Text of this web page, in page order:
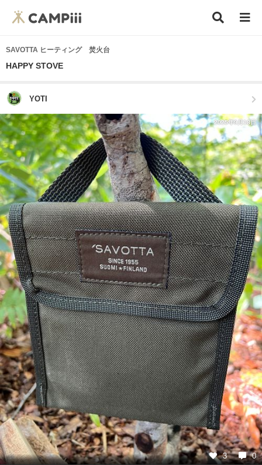
SAVOTTA ヒーティング 焚火台
HAPPY STOVE
YOTI
2025年9月18日
3 0